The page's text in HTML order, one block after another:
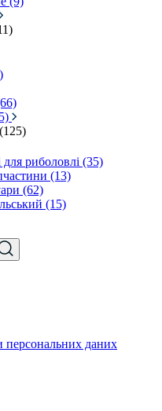
для риболовлі (35)
(13)
(62)
(15)
персональних даних